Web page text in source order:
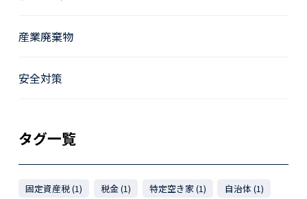
産業廃棄物
安全対策
タグ一覧
固定資産税 (1) 税金 (1) 特定空き家 (1)
自治体 (1)